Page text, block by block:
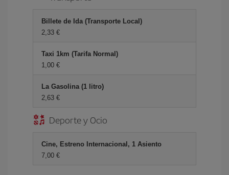
Billete de Ida (Transporte Local)
2,33 €
Taxi 1km (Tarifa Normal)
1,00 €
La Gasolina (1 litro)
2,63 €
Deporte y Ocio
Cine, Estreno Internacional, 1 Asiento
7,00 €